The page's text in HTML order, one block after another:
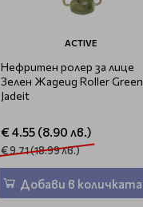
ACTIVE
Нефритен ролер за лице
Зелен Жадеид Roller Green
Jadeit
€ 4.55 (8.90 лв.)
€ 9.71 (18.99 лв.)
Добави в количката